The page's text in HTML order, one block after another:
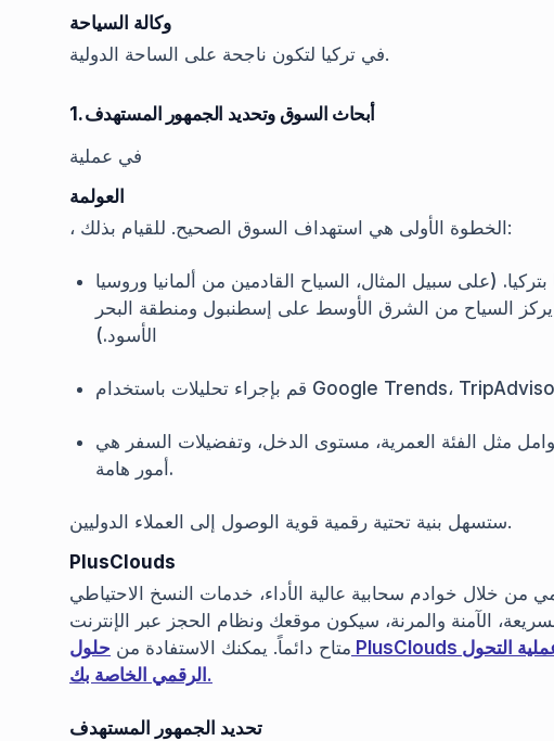
وكالة السياحة
في تركيا لتكون ناجحة على الساحة الدولية.
1. أبحاث السوق وتحديد الجمهور المستهدف
في عملية
العولمة
، الخطوة الأولى هي استهداف السوق الصحيح. للقيام بذلك:
(على سبيل المثال، السياح القادمين من ألمانيا وروسيا
يركز السياح من الشرق الأوسط على إسطنبول ومنطقة البحر
الأسود.)
مثل الفئة العمرية، مستوى الدخل، وتفضيلات السفر هي
أمور هامة.
ستسهل بنية تحتية رقمية قوية الوصول إلى العملاء الدوليين.
PlusClouds
من خلال خوادم سحابية عالية الأداء، خدمات النسخ الاحتياطي
الآمنة والمرنة، سيكون موقعك ونظام الحجز عبر الإنترنت
متاح دائماً. يمكنك الاستفادة من حلول PlusClouds السحابية لتوفير بنية تحتية آمنة وموثوقة خلال عملية التحول
الرقمي الخاصة بك.
تحديد الجمهور المستهدف